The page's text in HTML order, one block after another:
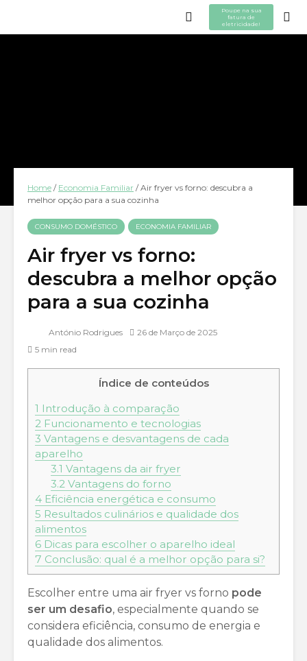
Poupe na sua
fatura de
eletricidade!
Home / Economia Familiar /Air fryer vs forno: descubra a
melhor opção para a sua cozinha
CONSUMO DOMÉSTICO ECONOMIA FAMILIAR
Air fryer vs forno:
descubra a melhor opção
para a sua cozinha
António Rodrigues
26 de Março de 2025
5 min read
Índice de conteúdos
1 Introdução à comparação
2 Funcionamento e tecnologias
3 Vantagens e desvantagens de cada
aparelho
3.1 Vantagens da air fryer
3.2Vantagens do forno
4 Eficiência energética e consumo
5 Resultados culinários e qualidade dos
alimentos
6 Dicas para escolher o aparelho ideal
7 Conclusão: qual é a melhor opção para si?
Escolher entre uma air fryer vs forno pode
ser um desafio, especialmente quando se
considera eficiência, consumo de energia e
qualidade dos alimentos.